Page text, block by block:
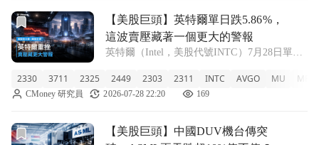
前往【美股巨頭】英特爾單日跌5.86%，這波賣壓藏著一個
【美股巨頭】英特爾單日跌5.86%，
這波賣壓藏著一個更大的警報
英特爾（Intel，美股代號INTC）7月28日單日
費城半導體指數（SOX，追蹤美國主要晶片股
的指數）同日跌破4%，記憶體ETF DRAM更
2330 3711 2325 2449 2303 2311 INTC AVGO MU MRVL
CMoney 研究員 2026-07-28 22:20 169
前往【美股巨頭】中國DUV機台傳突破，ASML兩天跌超
【美股巨頭】中國DUV機台傳突